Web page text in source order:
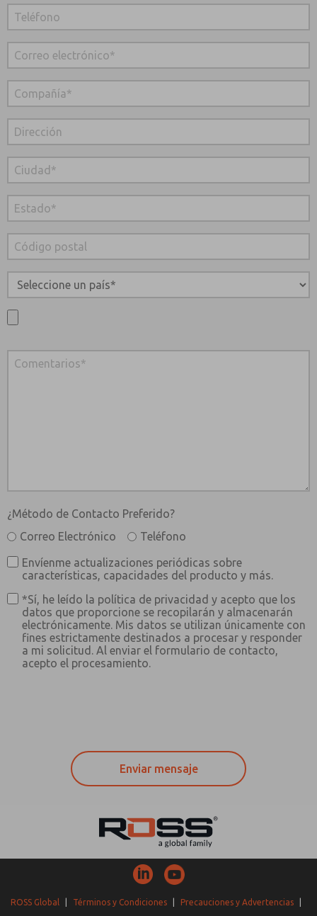
¿Método de Contacto Preferido?
Correo Electrónico
Teléfono
Envíenme actualizaciones periódicas sobre
características, capacidades del producto y más.
*Sí, he leído la política de privacidad y acepto que los
datos que proporcione se recopilarán y almacenarán
electrónicamente. Mis datos se utilizan únicamente con
fines estrictamente destinados a procesar y responder
a mi solicitud. Al enviar el formulario de contacto,
acepto el procesamiento.
ROSS Global Términos y Condiciones Precauciones y Advertencias